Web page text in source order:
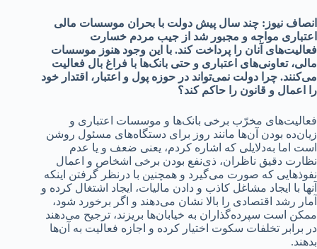
انصاف نیوز: چند سال پیش دولت با بحران موسسات مالی
اعتباری مواجه و مجبور شد از جیب مردم خسارت
فعالیت‌های آنان را پرداخت کند. با این وجود هنوز موسسات
مالی، تعاونی‌های اعتباری و حتی بانک‌ها با فراغ بال فعالیت
می‌کنند. چرا دولت نمی‌تواند در حوزه پول و اعتبار، اقتدار خود
را اعمال و قانون را حاکم کند؟
فعالیت‌های مخرّب برخی بانک‌ها و موسسات اعتباری و
زیان‌ده بودن آن‌ها مانند روز برای دستگاه‌های مسئول روشن
است اما به‌دلایلی که اشاره کردم، یعنی ضعف و یا عدم
نظارت دقیق ناظران، ذی‌نفع بودن برخی اشخاص و اعمال
نفوذهایی که صورت می‌گیرد و همچنین با درنظر گرفتن اینکه
آنها با ایجاد مشاغل کاذب و دادن مالیات، ایجاد اشتغال کرده و
آمار رشد اقتصادی را بالا نشان می‌دهند و اگر برخورد شود،
ممکن است سپرده‌گذاران به خیابان‌ها بریزند، ترجیح می‌دهند
در برابر تخلفات سکوت اختیار کرده و اجازه فعالیت به آن‌ها
بدهند.